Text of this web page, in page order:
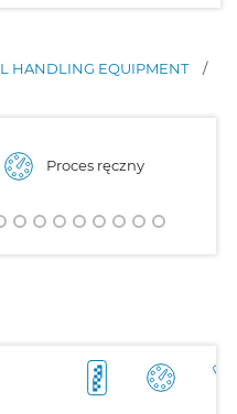
HANDLING EQUIPMENT
/
Proces ręczny